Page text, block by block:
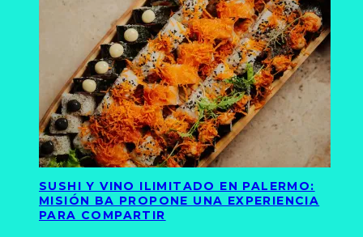
SUSHI Y VINO ILIMITADO EN PALERMO:
MISIÓN BA PROPONE UNA EXPERIENCIA
PARA COMPARTIR